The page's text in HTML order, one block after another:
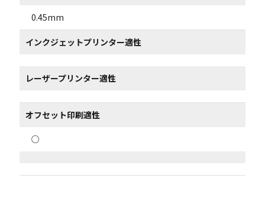
0.45mm
インクジェットプリンター適性
レーザープリンター適性
オフセット印刷適性
○